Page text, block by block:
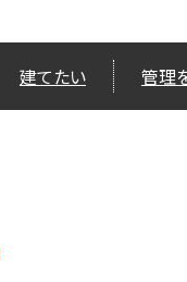
建てたい 管理